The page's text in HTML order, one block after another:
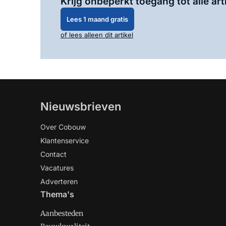
Lees 1 maand gratis
of lees alleen dit artikel
Nieuwsbrieven
Over Cobouw
Klantenservice
Contact
Vacatures
Adverteren
Thema's
Aanbesteden